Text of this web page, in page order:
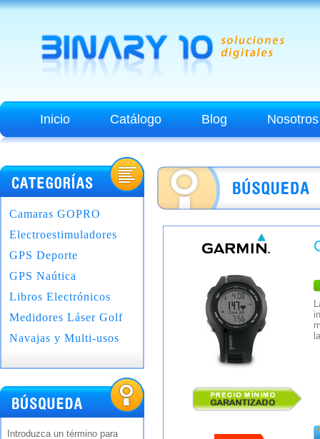
Inicio Catálogo Blog Nosotros
Camaras GOPRO
Electroestimuladores
GPS Deporte
GPS Naútica
Libros Electrónicos
Medidores Láser Golf
Navajas y Multi-usos
Introduzca un término para